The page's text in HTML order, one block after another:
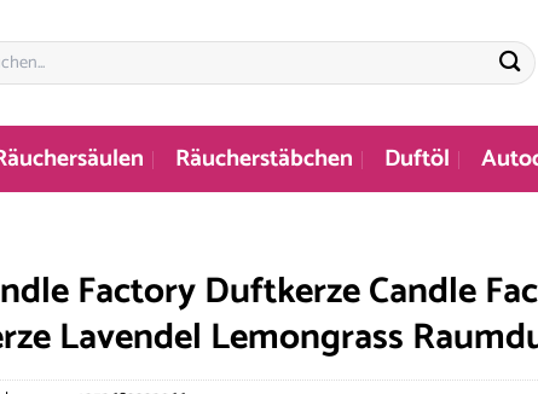
Räucherstäbchen Duftöl
Factory Duftkerze Candle
Lavendel Lemongrass